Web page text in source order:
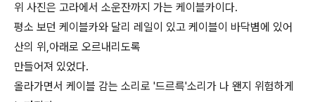
위 사진은 고라에서 소운잔까지 가는 케이블카이다.
평소 보던 케이블카와 달리 레일이 있고 케이블이 바닥볌에 있어
산의 위,아래로 오르내리도록
만들어져 있었다.
올라가면서 케이블 감는 소리로 '드르륵'소리가 나 왠지 위험하게